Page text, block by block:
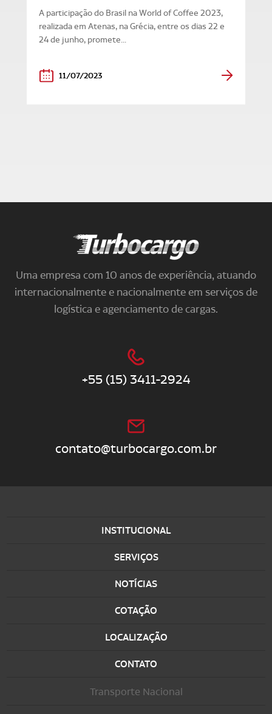
A participação do Brasil na World of Coffee 2023,
realizada em Atenas, na Grécia, entre os dias 22 e
24 de junho, promete...
11/07/2023
Turbocargo
Uma empresa com 10 anos de experiência, atuando
internacionalmente e nacionalmente em serviços de
logística e agenciamento de cargas.
+55 (15) 3411-2924
contato@turbocargo.com.br
INSTITUCIONAL
SERVIÇOS
NOTÍCIAS
COTAÇÃO
LOCALIZAÇÃO
CONTATO
Transporte Nacional